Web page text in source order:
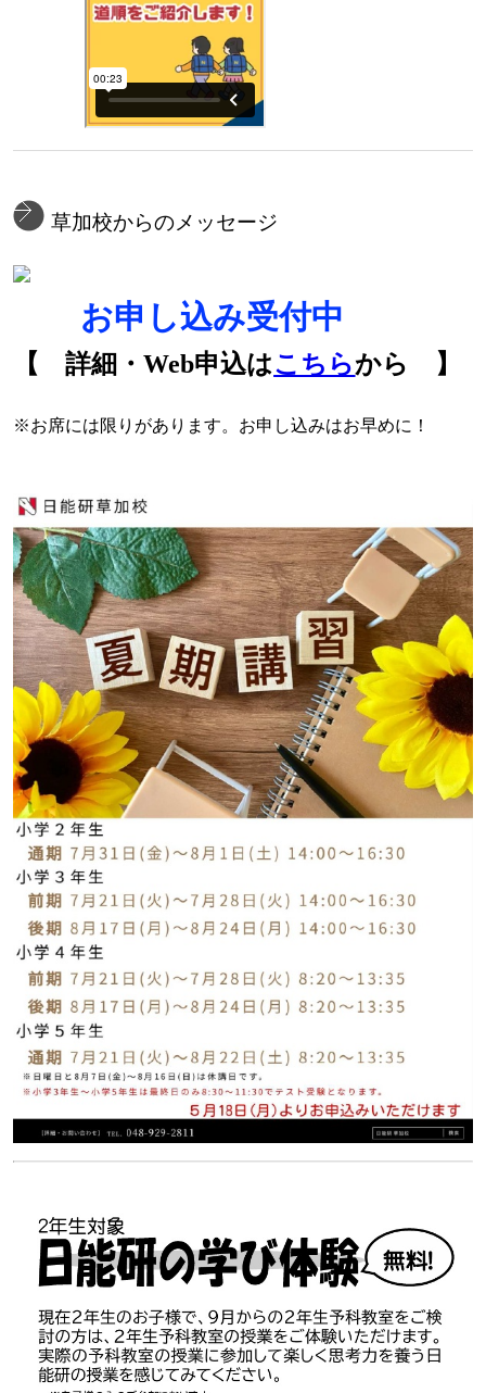
草加校からのメッセージ
お申し込み受付中
【 詳細・Web申込はこちらから 】
※お席には限りがあります。お申し込みはお早めに！